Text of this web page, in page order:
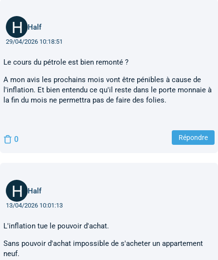
Half
29/04/2026 10:18:51
Le cours du pétrole est bien remonté ?
A mon avis les prochains mois vont être pénibles à cause de
l'inflation. Et bien entendu ce qu'il reste dans le porte monnaie à
la fin du mois ne permettra pas de faire des folies.
0 Répondre
Half
13/04/2026 10:01:13
L'inflation tue le pouvoir d'achat.
Sans pouvoir d'achat impossible de s'acheter un appartement
neuf.